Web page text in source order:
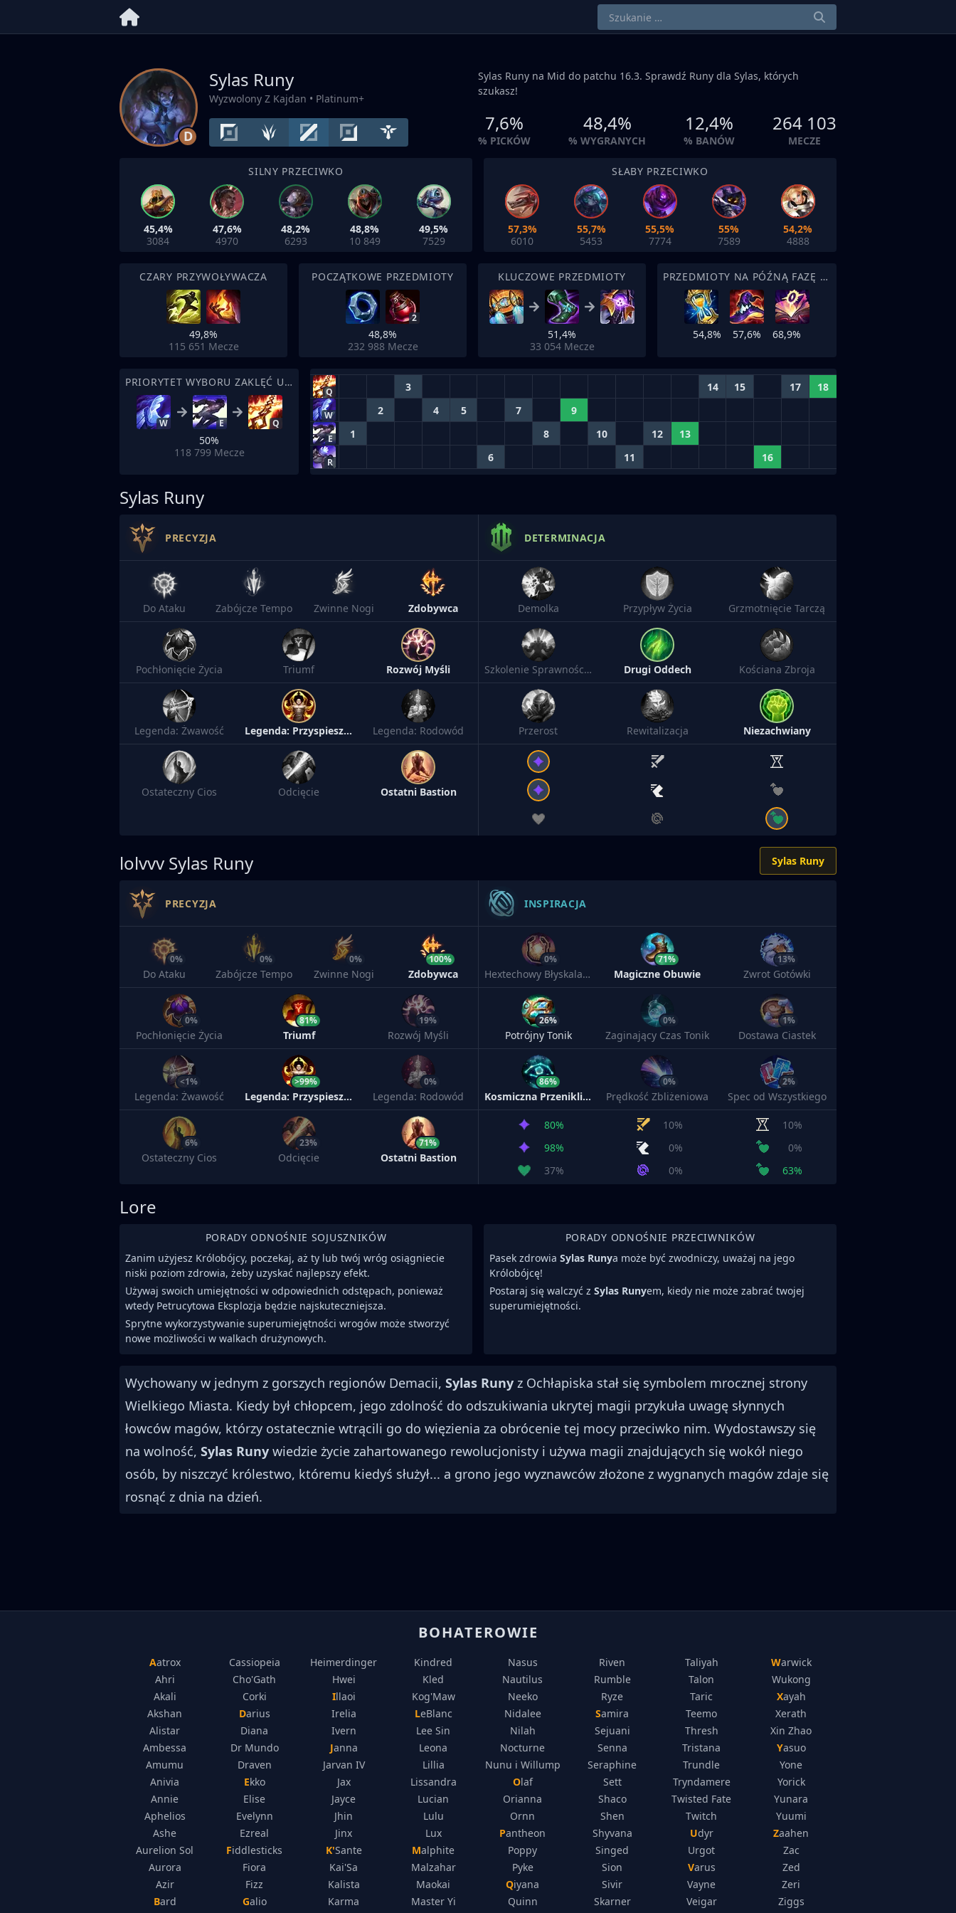
D
Sylas Runy
Wyzwolony Z Kajdan • Platinum+
Sylas Runy na Mid do patchu 16.3. Sprawdź Runy dla Sylas, których
szukasz!
7,6%
% PICKÓW
48,4%
% WYGRANYCH
12,4%
% BANÓW
264 103
MECZE
SILNY PRZECIWKO
45,4%
3084
47,6%
4970
48,2%
6293
48,8%
10 849
49,5%
7529
SŁABY PRZECIWKO
57,3%
6010
55,7%
5453
55,5%
7774
55%
7589
54,2%
4888
CZARY PRZYWOŁYWACZA
49,8%
115 651 Mecze
POCZĄTKOWE PRZEDMIOTY
2
48,8%
232 988 Mecze
KLUCZOWE PRZEDMIOTY
51,4%
33 054 Mecze
PRZEDMIOTY NA PÓŹNĄ FAZĘ MECZU
54,8% 57,6% 68,9%
PRIORYTET WYBORU ZAKLĘĆ UMIEJĘTNOŚCI
W E Q
50%
118 799 Mecze
Q 3 14 15 17 18
W 2 4 5 7 9
E 1 8 10 12 13
R 6 11 16
Sylas Runy
PRECYZJA
Do Ataku Zabójcze Tempo Zwinne Nogi Zdobywca
Pochłonięcie Życia Triumf Rozwój Myśli
Legenda: Żwawość Legenda: Przyspieszenie Legenda: Rodowód
Ostateczny Cios Odcięcie Ostatni Bastion
DETERMINACJA
Demolka Przypływ Życia Grzmotnięcie Tarczą
Szkolenie Sprawnościowe Drugi Oddech Kościana Zbroja
Przerost Rewitalizacja Niezachwiany
lolvvv Sylas Runy Sylas Runy
PRECYZJA
0%
Do Ataku
0%
Zabójcze Tempo
0%
Zwinne Nogi
100%
Zdobywca
0%
Pochłonięcie Życia
81%
Triumf
19%
Rozwój Myśli
<1%
Legenda: Żwawość
>99%
Legenda: Przyspieszenie
0%
Legenda: Rodowód
6%
Ostateczny Cios
23%
Odcięcie
71%
Ostatni Bastion
INSPIRACJA
0%
Hextechowy Błyskalazek
71%
Magiczne Obuwie
13%
Zwrot Gotówki
26%
Potrójny Tonik
0%
Zaginający Czas Tonik
1%
Dostawa Ciastek
86%
Kosmiczna Przenikliwość
0%
Prędkość Zbliżeniowa
2%
Spec od Wszystkiego
80% 10%
10%
98%
0%
0%
37%
0% 63%
Lore
PORADY ODNOŚNIE SOJUSZNIKÓW
Zanim użyjesz Królobójcy, poczekaj, aż ty lub twój wróg osiągniecie
niski poziom zdrowia, żeby uzyskać najlepszy efekt.
Używaj swoich umiejętności w odpowiednich odstępach, ponieważ
wtedy Petrucytowa Eksplozja będzie najskuteczniejsza.
Sprytne wykorzystywanie superumiejętności wrogów może stworzyć
nowe możliwości w walkach drużynowych.
PORADY ODNOŚNIE PRZECIWNIKÓW
Pasek zdrowia Sylas Runya może być zwodniczy, uważaj na jego
Królobójcę!
Postaraj się walczyć z Sylas Runyem, kiedy nie może zabrać twojej
superumiejętności.
Wychowany w jednym z gorszych regionów Demacii, Sylas Runy z Ochłapiska stał się symbolem mrocznej strony
Wielkiego Miasta. Kiedy był chłopcem, jego zdolność do odszukiwania ukrytej magii przykuła uwagę słynnych
łowców magów, którzy ostatecznie wtrącili go do więzienia za obrócenie tej mocy przeciwko nim. Wydostawszy się
na wolność, Sylas Runy wiedzie życie zahartowanego rewolucjonisty i używa magii znajdujących się wokół niego
osób, by niszczyć królestwo, któremu kiedyś służył... a grono jego wyznawców złożone z wygnanych magów zdaje się
rosnąć z dnia na dzień.
BOHATEROWIE
Aatrox
Ahri
Akali
Akshan
Alistar
Ambessa
Amumu
Anivia
Annie
Aphelios
Ashe
Aurelion Sol
Aurora
Azir
Bard
Cassiopeia
Cho'Gath
Corki
Darius
Diana
Dr Mundo
Draven
Ekko
Elise
Evelynn
Ezreal
Fiddlesticks
Fiora
Fizz
Galio
Heimerdinger
Hwei
Illaoi
Irelia
Ivern
Janna
Jarvan IV
Jax
Jayce
Jhin
Jinx
K'Sante
Kai'Sa
Kalista
Karma
Kindred
Kled
Kog'Maw
LeBlanc
Lee Sin
Leona
Lillia
Lissandra
Lucian
Lulu
Lux
Malphite
Malzahar
Maokai
Master Yi
Nasus
Nautilus
Neeko
Nidalee
Nilah
Nocturne
Nunu i Willump
Olaf
Orianna
Ornn
Pantheon
Poppy
Pyke
Qiyana
Quinn
Riven
Rumble
Ryze
Samira
Sejuani
Senna
Seraphine
Sett
Shaco
Shen
Shyvana
Singed
Sion
Sivir
Skarner
Taliyah
Talon
Taric
Teemo
Thresh
Tristana
Trundle
Tryndamere
Twisted Fate
Twitch
Udyr
Urgot
Varus
Vayne
Veigar
Warwick
Wukong
Xayah
Xerath
Xin Zhao
Yasuo
Yone
Yorick
Yunara
Yuumi
Zaahen
Zac
Zed
Zeri
Ziggs